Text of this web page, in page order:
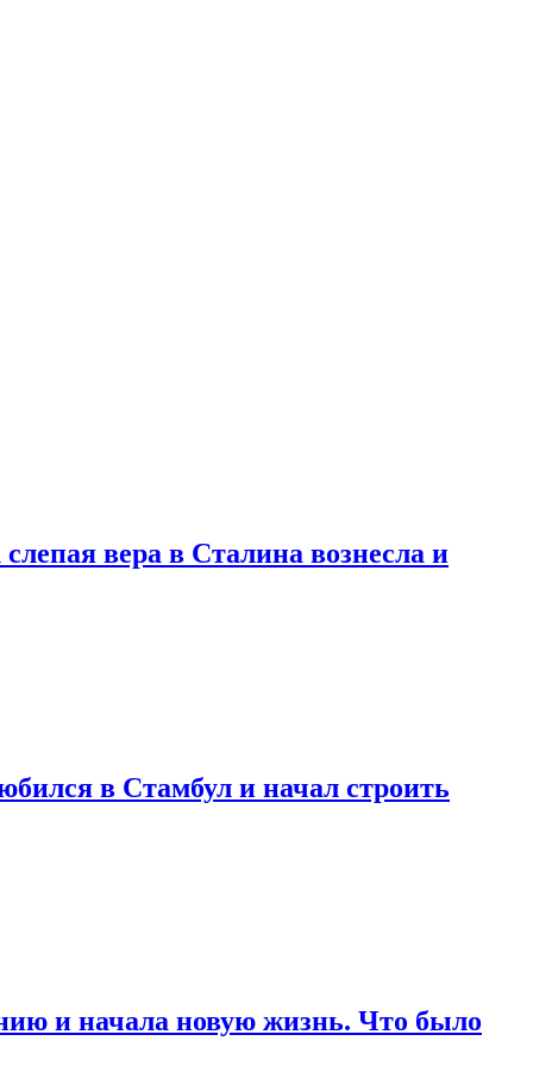
вера в Сталина вознесла и
в Стамбул и начал строить
и начала новую жизнь. Что было